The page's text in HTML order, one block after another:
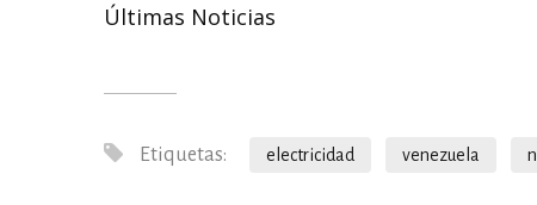
Últimas Noticias
Etiquetas: electricidad venezuela